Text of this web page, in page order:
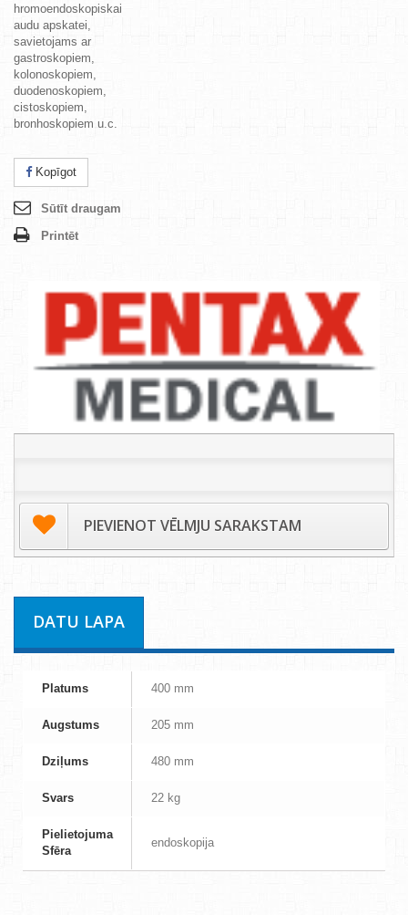
hromoendoskopiskai
audu apskatei,
savietojams ar
gastroskopiem,
kolonoskopiem,
duodenoskopiem,
cistoskopiem,
bronhoskopiem u.c.
Kopīgot
Sūtīt draugam
Printēt
PIEVIENOT VĒLMJU SARAKSTAM
DATU LAPA
Platums 400 mm
Augstums 205 mm
Dziļums 480 mm
Svars 22 kg
Pielietojuma
Sfēra
endoskopija